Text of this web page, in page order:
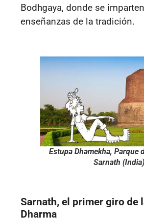
Bodhgaya, donde se
enseñanzas de la tradición.
Estupa Dhamekha, Parque
Sarnath
Sarnath, el primer giro de
Dharma